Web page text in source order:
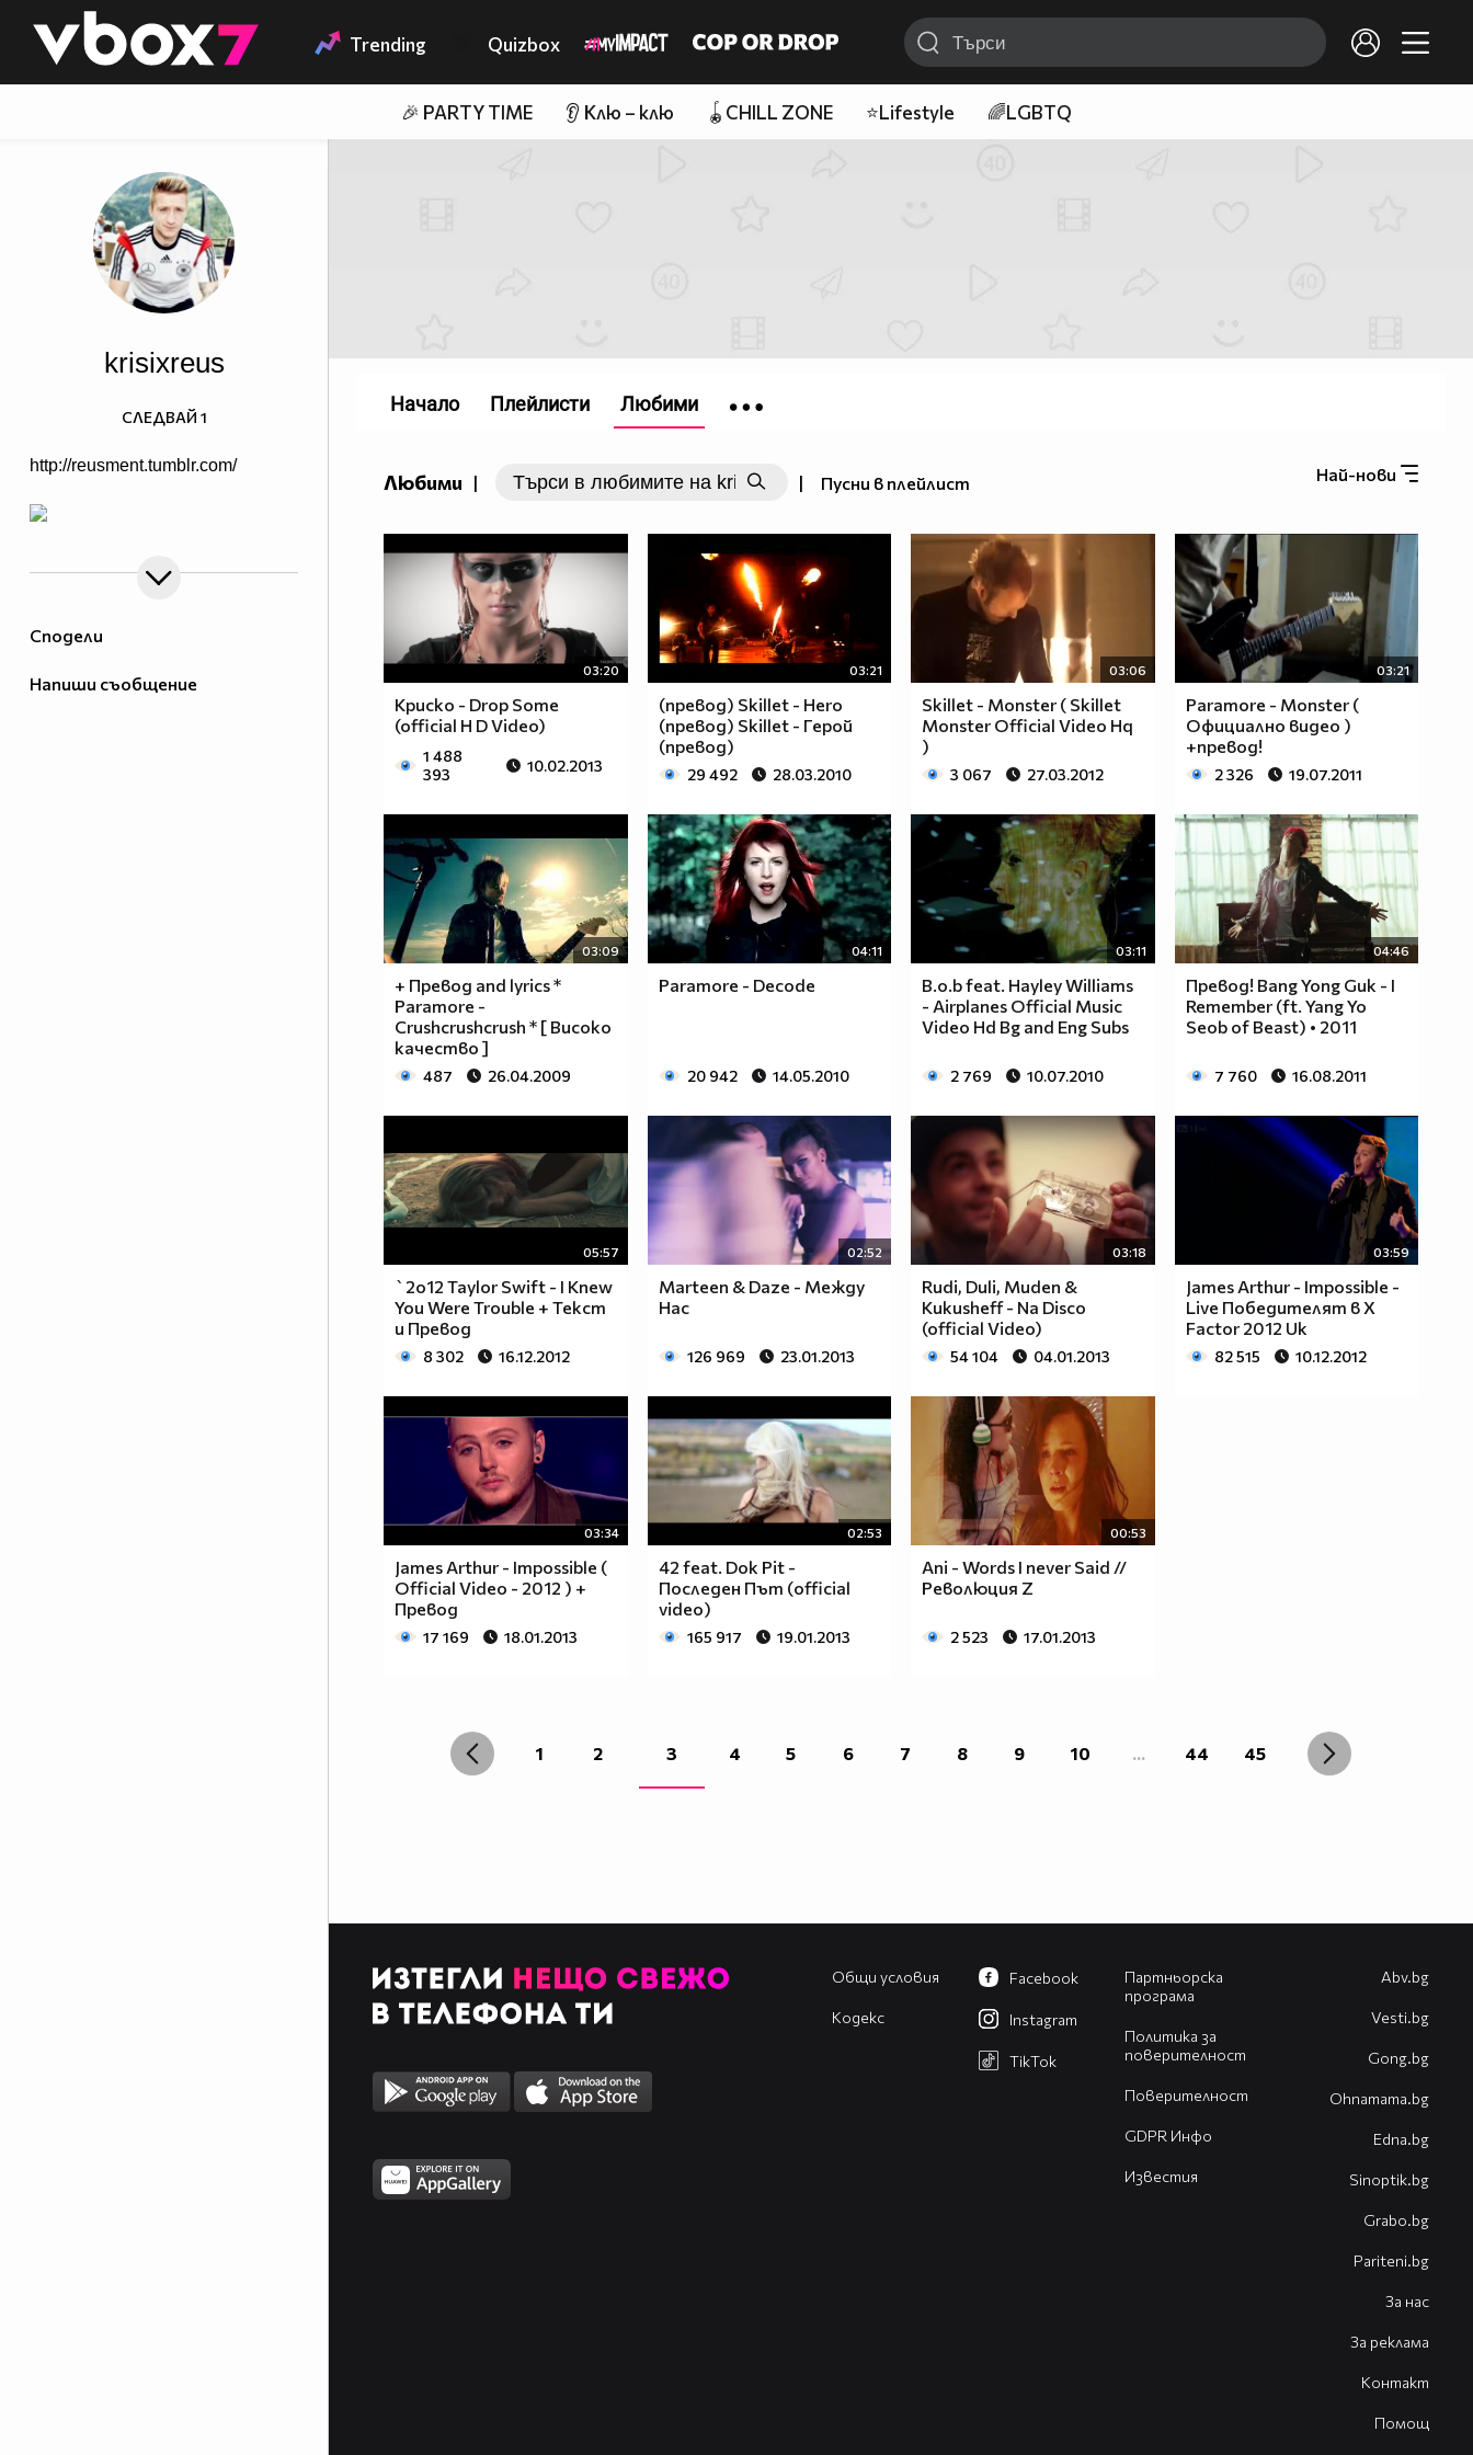
👾 Trending Quizbox
🎉 PARTY TIME 👂 Клю – клю 🪀CHILL ZONE ⭐Lifestyle 🌈LGBTQ
Сподели
Напиши съобщение
krisixreus
http://reusment.tumblr.com/
СЛЕДВАЙ 1
Любими | | Пусни в плейлист Най-нови
03:20
Криско - Drop Some
(official H D Video)
1 488
393
10.02.2013
03:21
(превод) Skillet - Hero
(превод) Skillet - Герой
(превод)
29 492 28.03.2010
03:06
Skillet - Monster ( Skillet
Monster Official Video Hq
)
3 067 27.03.2012
03:21
Paramore - Monster (
Официално видео )
+превод!
2 326 19.07.2011
03:09
+ Превод and lyrics *
Paramore -
Crushcrushcrush * [ Високо
качество ]
487 26.04.2009
04:11
Paramore - Decode
20 942 14.05.2010
03:11
B.o.b feat. Hayley Williams
- Airplanes Official Music
Video Hd Bg and Eng Subs
2 769 10.07.2010
04:46
Превод! Bang Yong Guk - I
Remember (ft. Yang Yo
Seob of Beast) • 2011
7 760 16.08.2011
05:57
`2o12 Taylor Swift - I Knew
You Were Trouble + Текст
и Превод
8 302 16.12.2012
02:52
Marteen & Daze - Между
Нас
126 969 23.01.2013
03:18
Rudi, Duli, Muden &
Kukusheff - Na Disco
(official Video)
54 104 04.01.2013
03:59
James Arthur - Impossible -
Live Победителят в X
Factor 2012 Uk
82 515 10.12.2012
03:34
James Arthur - Impossible (
Official Video - 2012 ) +
Превод
17 169 18.01.2013
02:53
42 feat. Dok Pit -
Последен Път (official
video)
165 917 19.01.2013
00:53
Ani - Words I never Said //
Революция Z
2 523 17.01.2013
1 2 3 4 5 6 7 8 9 10 ... 44 45
Начало Плейлисти Любими
Общи условия
Кодекс
Партньорска
програма
Политика за
поверителност
Поверителност
GDPR Инфо
Известия
Facebook
Instagram
TikTok
Abv.bg
Vesti.bg
Gong.bg
Оhnamama.bg
Edna.bg
Sinoptik.bg
Grabo.bg
Pariteni.bg
За нас
За реклама
Контакт
Помощ